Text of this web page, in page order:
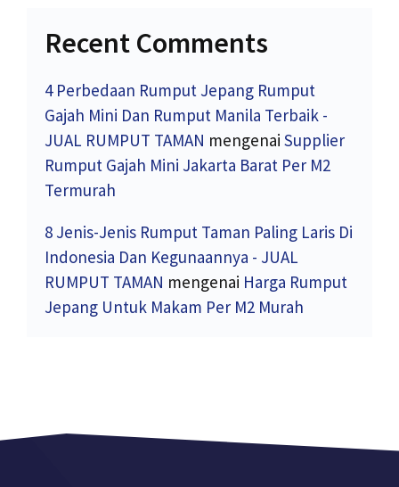
Recent Comments
4 Perbedaan Rumput Jepang Rumput
Gajah Mini Dan Rumput Manila Terbaik -
JUAL RUMPUT TAMAN mengenai Supplier
Rumput Gajah Mini Jakarta Barat Per M2
Termurah
8 Jenis-Jenis Rumput Taman Paling Laris Di
Indonesia Dan Kegunaannya - JUAL
RUMPUT TAMAN mengenai Harga Rumput
Jepang Untuk Makam Per M2 Murah